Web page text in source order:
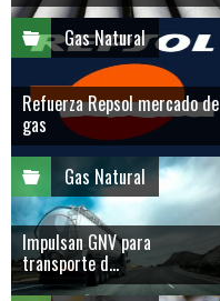
Gas Natural
Refuerza Repsol mercado de
gas
Gas Natural
Impulsan GNV para
transporte d...